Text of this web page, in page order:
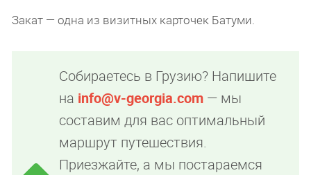
Закат — одна из визитных карточек Батуми.
Собираетесь в Грузию? Напишите
на info@v-georgia.com — мы
составим для вас оптимальный
маршрут путешествия.
Приезжайте, а мы постараемся